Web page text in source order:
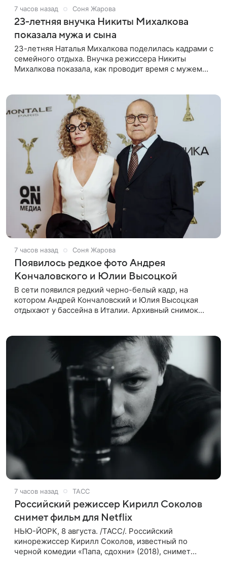
7 часов назад Соня Жарова
23-летняя внучка Никиты Михалкова
показала мужа и сына
23-летняя Наталья Михалкова поделилась кадрами с
семейного отдыха. Внучка режиссера Никиты
Михалкова показала, как проводит время с мужем
7 часов назад Соня Жарова
Появилось редкое фото Андрея
Кончаловского и Юлии Высоцкой
В сети появился редкий черно-белый кадр, на
котором Андрей Кончаловский и Юлия Высоцкая
отдыхают у бассейна в Италии. Архивный снимок
7 часов назад ТАСС
Российский режиссер Кирилл Соколов
снимет фильм для Netflix
НЬЮ-ЙОРК, 8 августа. /ТАСС/. Российский
кинорежиссер Кирилл Соколов, известный по
черной комедии «Папа, сдохни» (2018), снимет